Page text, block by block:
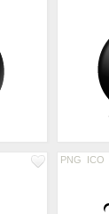
PNG ICO